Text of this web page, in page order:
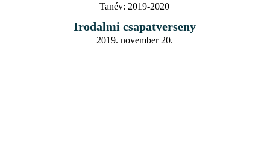
Tanév: 2019-2020
Irodalmi csapatverseny
2019. november 20.